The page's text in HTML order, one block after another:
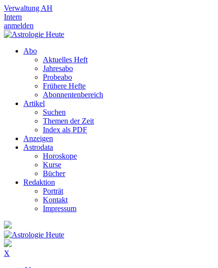
Verwaltung AH
Intern
anmelden
Abo
Aktuelles Heft
Jahresabo
Probeabo
Frühere Hefte
Abonnentenbereich
Artikel
Suchen
Themen der Zeit
Index als PDF
Anzeigen
Astrodata
Horoskope
Kurse
Bücher
Redaktion
Porträt
Kontakt
Impressum
X